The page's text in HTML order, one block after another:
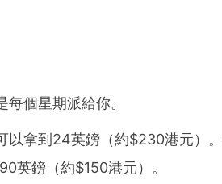
個星期派給你。
以拿到24英鎊（約$230港元）
英鎊（約$150港元）。